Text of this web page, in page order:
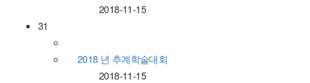
2018-11-15
31
2018 년 추계학술대회
2018-11-15